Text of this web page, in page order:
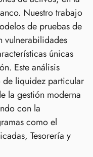
Nuestro trabajo
de pruebas de
vulnerabilidades
únicas
Este análisis
liquidez particular
la gestión moderna
con la
como el
Tesorería y